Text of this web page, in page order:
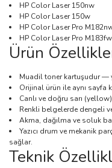
HP Color Laser 150nw
HP Color Laser 150w
HP Color Laser Pro
HP Color Laser Pro M183fw
Ürün
Muadil toner kartuşudur —
Orijinal ürün ile aynı sayfa
Canlı ve doğru sarı
Renkli belgelerde dengeli
Akma, dağılma ve soluk
Yazıcı drum ve mekanik
sağlar.
Teknik